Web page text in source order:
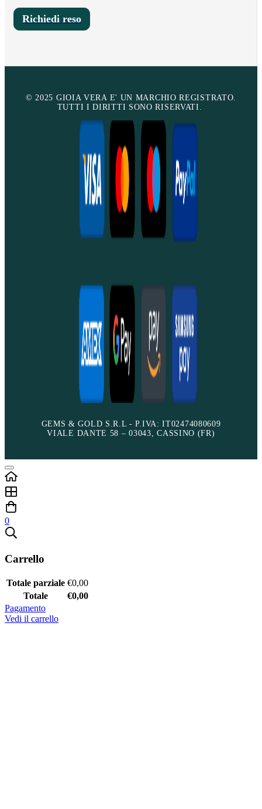
Richiedi reso
© 2025 GIOIA VERA E' UN MARCHIO REGISTRATO.
TUTTI I DIRITTI SONO RISERVATI.
GEMS & GOLD S.R.L - P.IVA: IT02474080609
VIALE DANTE 58 – 03043, CASSINO (FR)
0
Carrello
Totale parziale €0,00
Totale
€0,00
Pagamento
Vedi il carrello